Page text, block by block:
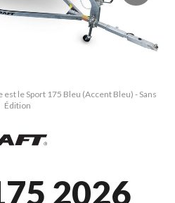
le Sport 175 Bleu (Accent Bleu) - Sans
Édition
2026